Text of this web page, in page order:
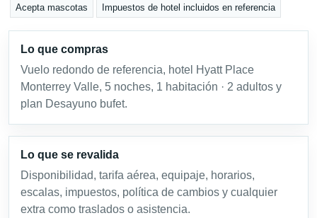
Acepta mascotas Impuestos de hotel incluidos en referencia
Lo que compras
Vuelo redondo de referencia, hotel Hyatt Place
Monterrey Valle, 5 noches, 1 habitación · 2 adultos y
plan Desayuno bufet.
Lo que se revalida
Disponibilidad, tarifa aérea, equipaje, horarios,
escalas, impuestos, política de cambios y cualquier
extra como traslados o asistencia.